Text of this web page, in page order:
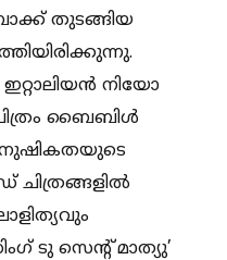
തുടങ്ങിയ
നിയോ
ചിത്രം ബൈബിള്‍
ചിത്രങ്ങളില്‍
ടു സെന്റ് മാത്യു’